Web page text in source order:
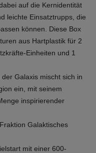
auf die Kernidentität
leichte Einsatztrupps, die
können. Diese Box
aus Hartplastik für 2
Einheiten und 1
Galaxis mischt sich in
ein, mit seinem
inspirierender
Galaktisches
mit einer 600-